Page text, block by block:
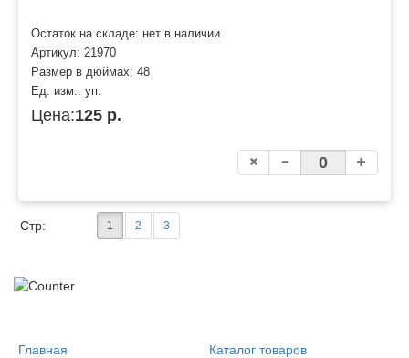
Остаток на складе: нет в наличии
Артикул: 21970
Размер в дюймах: 48
Ед. изм.: уп.
Цена:125 р.
Стр: 1 2 3
Главная Каталог товаров